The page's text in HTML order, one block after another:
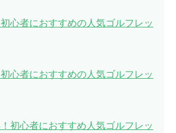
心者におすすめの人気ゴルフレッ
心者におすすめの人気ゴルフレッ
初心者におすすめ人気ゴルフレッ